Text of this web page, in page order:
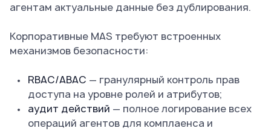
агентам актуальные данные без дублирования.
Корпоративные MAS требуют встроенных
механизмов безопасности:
RBAC/ABAC — гранулярный контроль прав
доступа на уровне ролей и атрибутов;
аудит действий — полное логирование всех
операций агентов для комплаенса и